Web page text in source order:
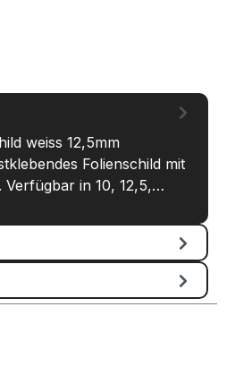
weiss 12,5mm
Folienschild mit
in 10, 12,5,…